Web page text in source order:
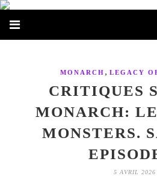
MONARCH , LEGACY
CRITIQUES
MONARCH:
MONSTERS.
5 AVRIL 2026